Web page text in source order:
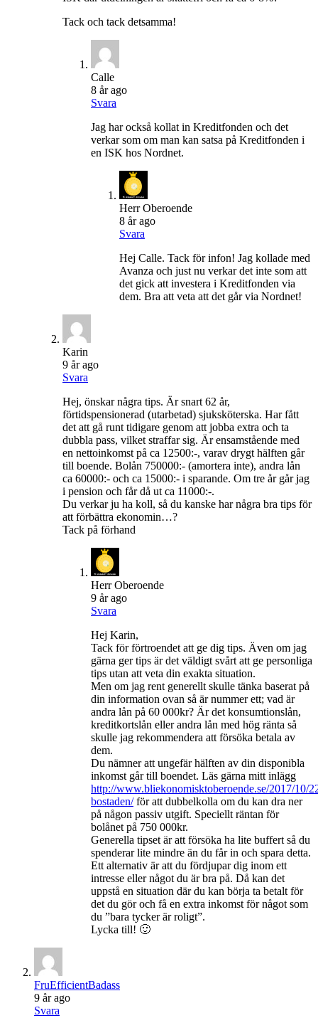
Tack och tack detsamma!
Calle
8 år ago
Svara
Jag har också kollat in Kreditfonden och det
verkar som om man kan satsa på Kreditfonden i
en ISK hos Nordnet.
Herr Oberoende
8 år ago
Svara
Hej Calle. Tack för infon! Jag kollade med
Avanza och just nu verkar det inte som att
det gick att investera i Kreditfonden via
dem. Bra att veta att det går via Nordnet!
Karin
9 år ago
Svara
Hej, önskar några tips. Är snart 62 år,
förtidspensionerad (utarbetad) sjuksköterska. Har fått
det att gå runt tidigare genom att jobba extra och ta
dubbla pass, vilket straffar sig. Är ensamstående med
en nettoinkomst på ca 12500:-, varav drygt hälften går
till boende. Bolån 750000:- (amortera inte), andra lån
ca 60000:- och ca 15000:- i sparande. Om tre år går jag
i pension och får då ut ca 11000:-.
Du verkar ju ha koll, så du kanske har några bra tips för
att förbättra ekonomin…?
Tack på förhand
Herr Oberoende
9 år ago
Svara
Hej Karin,
Tack för förtroendet att ge dig tips. Även om jag
gärna ger tips är det väldigt svårt att ge personliga
tips utan att veta din exakta situation.
Men om jag rent generellt skulle tänka baserat på
din information ovan så är nummer ett; vad är
andra lån på 60 000kr? Är det konsumtionslån,
kreditkortslån eller andra lån med hög ränta så
skulle jag rekommendera att försöka betala av
dem.
Du nämner att ungefär hälften av din disponibla
inkomst går till boendet. Läs gärna mitt inlägg
http://www.bliekonomisktoberoende.se/2017/10/
bostaden/för att dubbelkolla om du kan dra ner
på någon passiv utgift. Speciellt räntan för
bolånet på 750 000kr.
Generella tipset är att försöka ha lite buffert så du
spenderar lite mindre än du får in och spara detta.
Ett alternativ är att du fördjupar dig inom ett
intresse eller något du är bra på. Då kan det
uppstå en situation där du kan börja ta betalt för
det du gör och få en extra inkomst för något som
du ”bara tycker är roligt”.
Lycka till! 🙂
FruEfficientBadass
9 år ago
Svara